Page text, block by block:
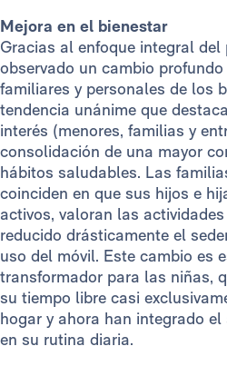
Mejora en el bienestar
Gracias al enfoque integral del
observado un cambio
familiares y personales de los
tendencia unánime que
interés (menores, familias y
consolidación de una mayor
hábitos saludables. Las
coinciden en que sus hijos e
activos, valoran las
reducido drásticamente el
uso del móvil. Este cambio es
transformador para las niñas,
su tiempo libre casi
hogar y ahora han integrado
en su rutina diaria.